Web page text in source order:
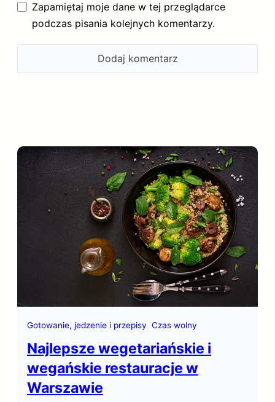
Zapamiętaj moje dane w tej przeglądarce
podczas pisania kolejnych komentarzy.
Gotowanie, jedzenie i przepisy Czas wolny
Najlepsze wegetariańskie i
wegańskie restauracje w
Warszawie